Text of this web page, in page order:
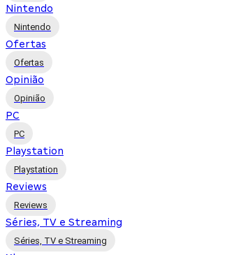
Nintendo
Nintendo
Ofertas
Ofertas
Opinião
Opinião
PC
PC
Playstation
Playstation
Reviews
Reviews
Séries, TV e Streaming
Séries, TV e Streaming